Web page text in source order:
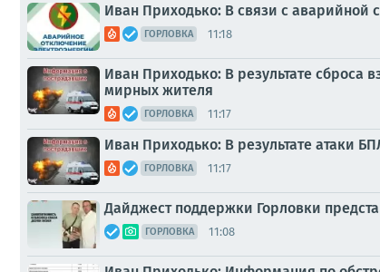
Иван Приходько: В связи с аварийной
ГОРЛОВКА 11:18
Иван Приходько: В результате
мирных жителя
ГОРЛОВКА 11:17
Иван Приходько: В результате атаки
ГОРЛОВКА 11:17
Дайджест поддержки Горловки
ГОРЛОВКА 11:08